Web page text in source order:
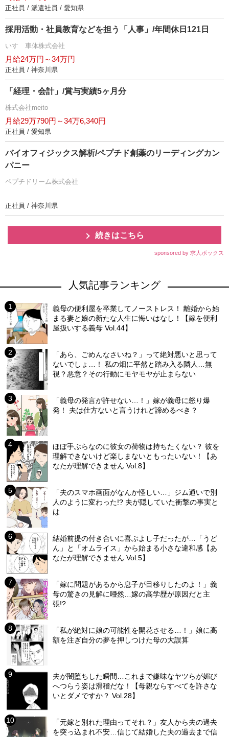
正社員 / 派遣社員 / 愛知県
採用活動・社員教育などを担う「人事」/年間休日121日
いすゞ車体株式会社
月給24万円～34万円
正社員 / 神奈川県
「経理・会計」/賞与実績5ヶ月分
株式会社meito
月給29万790円～34万6,340円
正社員 / 愛知県
バイオフィジックス解析/ペプチド創薬のリーディングカン
パニー
ペプチドリーム株式会社
正社員 / 神奈川県
続きはこちら
sponsored by 求人ボックス
人気記事ランキング
義母の便利屋を卒業してノーストレス！ 離婚から始
まる妻と娘の新たな人生に悔いはなし！【嫁を便利
屋扱いする義母 Vol.44】
「あら、ごめんなさいね？」って絶対悪いと思って
ないでしょ…！ 私の畑に平然と踏み入る隣人…無
視？悪意？その行動にモヤモヤが止まらない
「義母の発言が許せない…！」嫁が義母に怒り爆
発！ 夫は仕方ないと言うけれど諦めるべき？
ほぼ手ぶらなのに彼女の荷物は持ちたくない？ 彼を
理解できないけど楽しまないともったいない！【あ
なたが理解できません Vol.8】
「夫のスマホ画面がなんか怪しい…」ジム通いで別
人のように変わった!? 夫が隠していた衝撃の事実と
は
結婚前提の付き合いに喜ぶよし子だったが…「うど
ん」と「オムライス」から始まる小さな違和感【あ
なたが理解できません Vol.5】
「嫁に問題があるから息子が目移りしたのよ！」義
母の驚きの見解に唖然…嫁の高学歴が原因だと主
張!?
「私が絶対に娘の可能性を開花させる…！」娘に高
額を注ぎ自分の夢を押しつけた母の大誤算
夫が闇堕ちした瞬間…これまで嫌味なヤツらが媚び
へつらう姿は滑稽だな！【母親ならすべてを許さな
いとダメですか？ Vol.28】
「元嫁と別れた理由ってそれ？」友人から夫の過去
を突っ込まれ不安…信じて結婚した夫の過去まで信